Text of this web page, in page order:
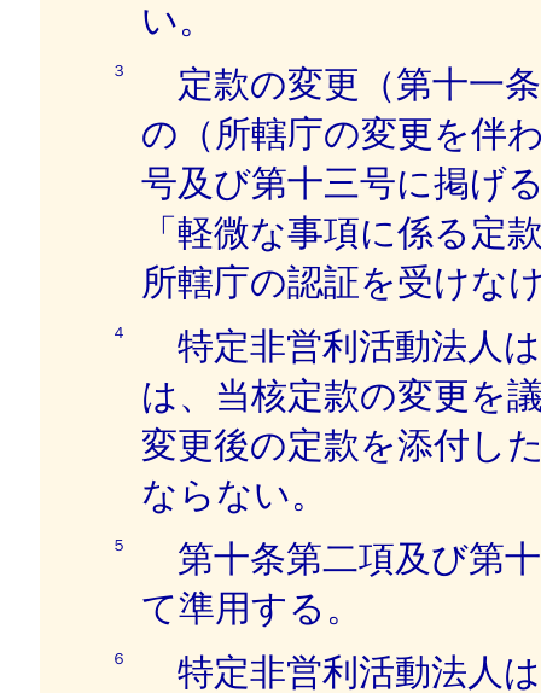
い。
３
定款の変更（第十一
の（所轄庁の変更を伴
号及び第十三号に掲げ
「軽微な事項に係る定
所轄庁の認証を受けな
４
特定非営利活動法人
は、当核定款の変更を
変更後の定款を添付し
ならない。
５
第十条第二項及び第
て準用する。
６
特定非営利活動法人